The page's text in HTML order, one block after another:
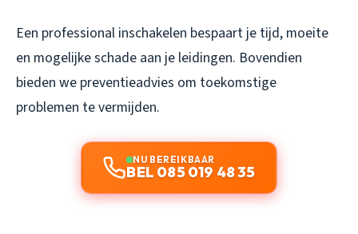
Een professional inschakelen bespaart je tijd, moeite
en mogelijke schade aan je leidingen. Bovendien
bieden we preventieadvies om toekomstige
problemen te vermijden.
NU BEREIKBAAR
BEL 085 019 48 35